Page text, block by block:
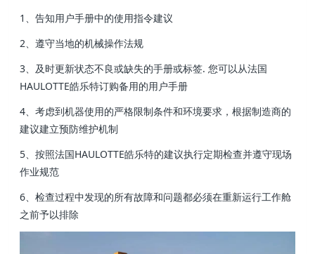
1、告知用户手册中的使用指令建议
2、遵守当地的机械操作法规
3、及时更新状态不良或缺失的手册或标签. 您可以从法国
HAULOTTE皓乐特订购备用的用户手册
4、考虑到机器使用的严格限制条件和环境要求，根据制造商的
建议建立预防维护机制
5、按照法国HAULOTTE皓乐特的建议执行定期检查并遵守现场
作业规范
6、检查过程中发现的所有故障和问题都必须在重新运行工作舱
之前予以排除